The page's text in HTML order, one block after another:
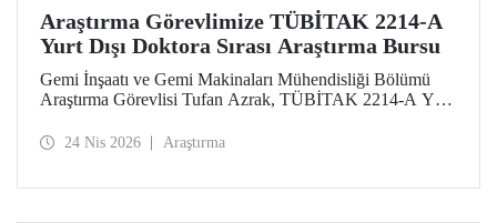
Araştırma Görevlimize TÜBİTAK 2214-A
Yurt Dışı Doktora Sırası Araştırma Bursu
Gemi İnşaatı ve Gemi Makinaları Mühendisliği Bölümü
Araştırma Görevlisi Tufan Azrak, TÜBİTAK 2214-A Yurt
desteklenmeye hak kazandı.
24 Nis 2026 Araştırma